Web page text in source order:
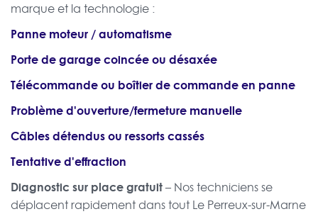
marque et la technologie :
Panne moteur / automatisme
Porte de garage coincée ou désaxée
Télécommande ou boîtier de commande en panne
Problème d'ouverture/fermeture manuelle
Câbles détendus ou ressorts cassés
Tentative d'effraction
Diagnostic sur place gratuit– Nos techniciens se
déplacent rapidement dans tout Le Perreux-sur-Marne